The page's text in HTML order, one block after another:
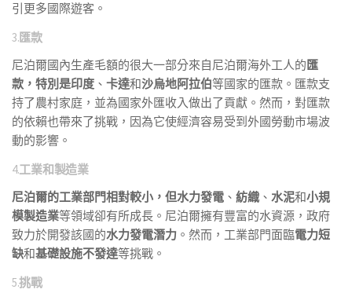
引更多國際遊客。
3.匯款
尼泊爾國內生產毛額的很大一部分來自尼泊爾海外工人的匯
款，特別是印度 、 卡達和沙烏地阿拉伯等國家的匯款。匯款支
持了農村家庭，並為國家外匯收入做出了貢獻。然而，對匯款
的依賴也帶來了挑戰，因為它使經濟容易受到外國勞動市場波
動的影響。
4.工業和製造業
尼泊爾的工業部門相對較小，但水力發電 、 紡織 、 水泥和小規
模製造業等領域卻有所成長。尼泊爾擁有豐富的水資源，政府
致力於開發該國的水力發電潛力 。然而，工業部門面臨電力短
缺和基礎設施不發達等挑戰。
5.挑戰